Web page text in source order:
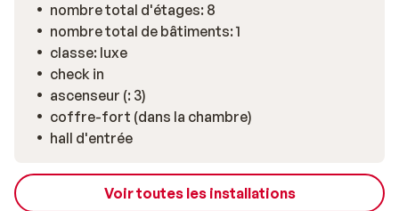
nombre total d'étages: 8
nombre total de bâtiments: 1
classe: luxe
check in
ascenseur (: 3)
coffre-fort (dans la chambre)
hall d'entrée
Voir toutes les installations